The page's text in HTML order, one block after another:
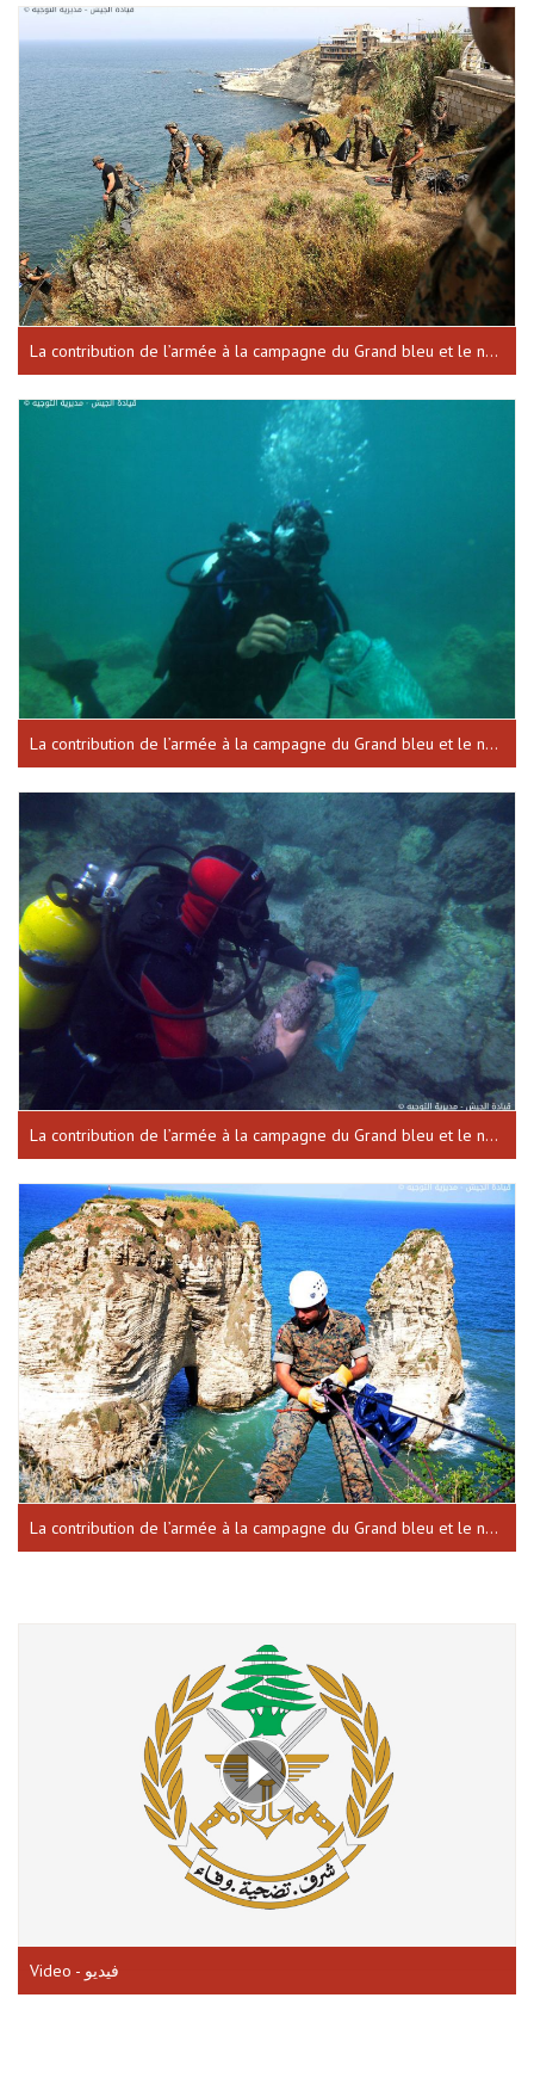
La contribution de l’armée à la campagne du Grand bleu et le nettoyage des sites historiques à Ramlet el-Bayda
La contribution de l’armée à la campagne du Grand bleu et le nettoyage des sites historiques dans les différentes régions Libanaises
La contribution de l’armée à la campagne du Grand bleu et le nettoyage des sites historiques dans les différentes régions Libanaises
La contribution de l’armée à la campagne du Grand bleu et le nettoyage des sites historiques le rocher de Rawché
Video - فيديو